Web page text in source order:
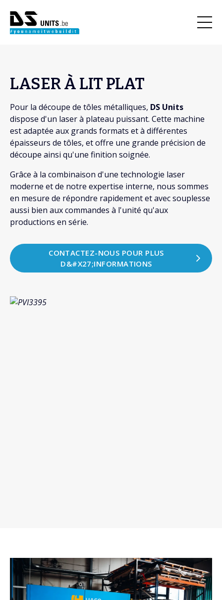
LASER À LIT PLAT
Pour la découpe de tôles métalliques, DS Units
dispose d'un laser à plateau puissant. Cette machine
est adaptée aux grands formats et à différentes
épaisseurs de tôles, et offre une grande précision de
découpe ainsi qu'une finition soignée.
Grâce à la combinaison d'une technologie laser
moderne et de notre expertise interne, nous sommes
en mesure de répondre rapidement et avec souplesse
aussi bien aux commandes à l'unité qu'aux
productions en série.
CONTACTEZ-NOUS POUR PLUS
D&#X27;INFORMATIONS